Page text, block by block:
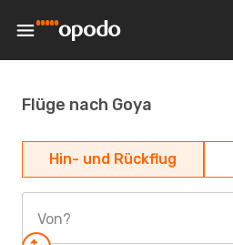
Flüge nach Goya
Hin- und Rückflug
Von?